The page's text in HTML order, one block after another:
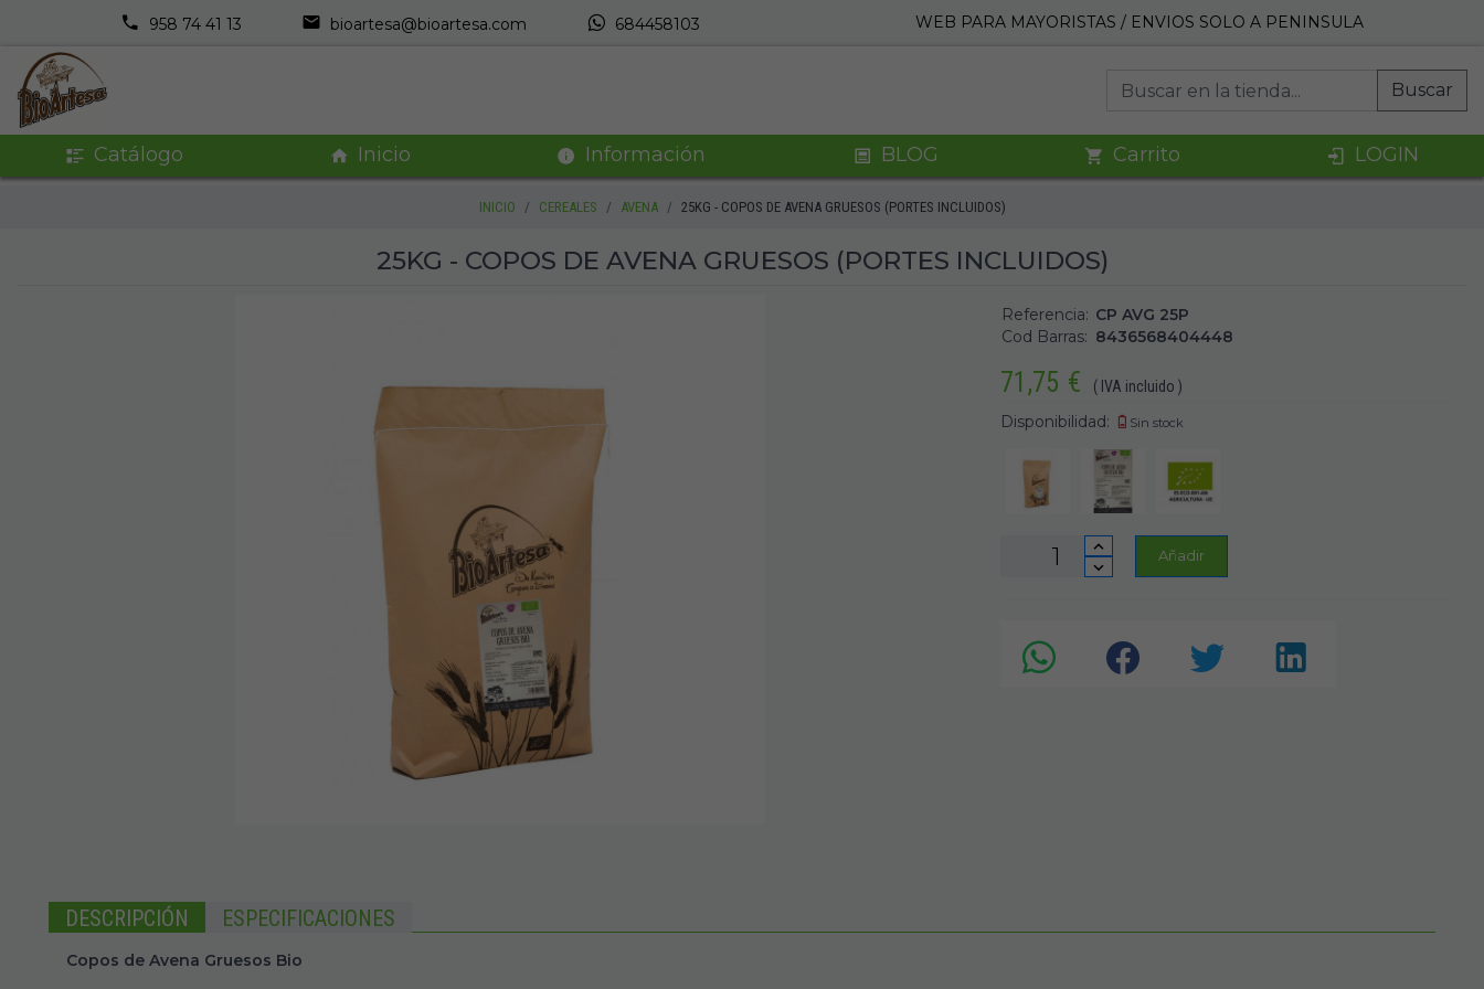
958 74 41 13 bioartesa@bioartesa.com 684458103 WEB PARA MAYORISTAS / ENVIOS SOLO A PENINSULA
Buscar
Catálogo Inicio Información BLOG Carrito LOGIN
INICIO CEREALES AVENA 25KG - COPOS DE AVENA GRUESOS (PORTES INCLUIDOS)
25KG - COPOS DE AVENA GRUESOS (PORTES INCLUIDOS)
Referencia: CP AVG 25P
Cod Barras: 8436568404448
71,75 € ( IVA incluido )
Disponibilidad: Sin stock
Añadir
DESCRIPCIÓN ESPECIFICACIONES
Copos de Avena Gruesos Bio